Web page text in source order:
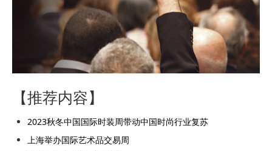
【推荐内容】
2023秋冬中国国际时装周带动中国时尚行业复苏
上海举办国际艺术品交易周